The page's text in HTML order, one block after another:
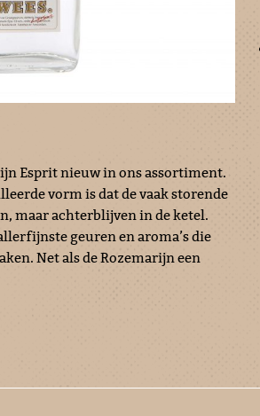
Esprit nieuw in ons assortiment.
vorm is dat de vaak storende
maar achterblijven in de ketel.
geuren en aroma’s die
Net als de Rozemarijn een